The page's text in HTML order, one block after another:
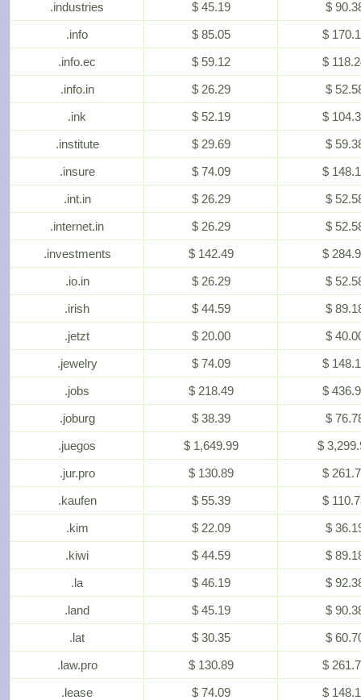
.industries $ 45.19
$
.info
$ 85.05
$
.info.ec
$ 59.12
$
.info.in
$ 26.29
$
.ink
$ 52.19
$
.institute
$ 29.69
$
.insure
$ 74.09
$
.int.in
$ 26.29
$
.internet.in
$ 26.29
$
.investments
$ 142.49
$
.io.in
$ 26.29
$
.irish
$ 44.59
$
.jetzt
$ 20.00
$
.jewelry
$ 74.09
$
.jobs
$ 218.49
$
.joburg
$ 38.39
$
.juegos
$ 1,649.99
$
.jur.pro
$ 130.89
$
.kaufen
$ 55.39
$
.kim
$ 22.09
$
.kiwi
$ 44.59
$
.la
$ 46.19
$
.land
$ 45.19
$
.lat
$ 30.35
$
.law.pro
$ 130.89
$
.lease
$ 74.09
$